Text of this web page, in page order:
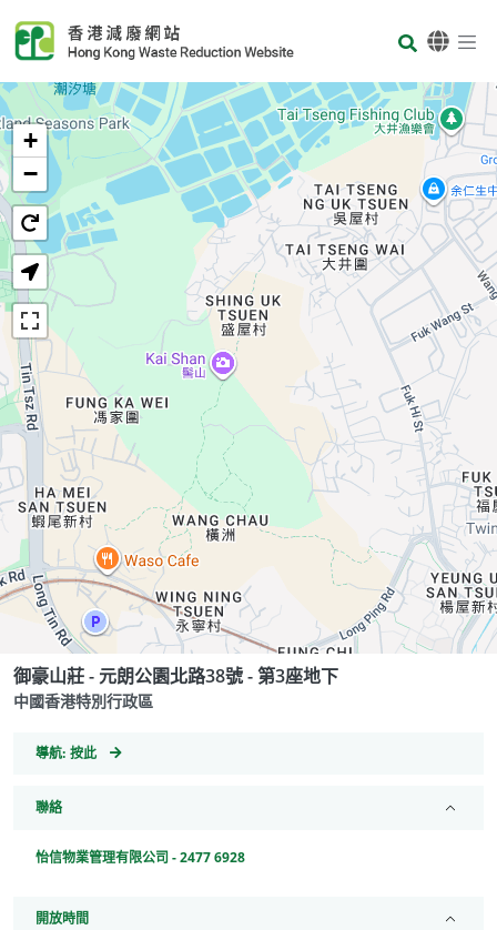
Body
首頁
+
−
中國香港特別行政區
御豪山莊 - 元朗公園北路38號 - 第3座地下
導航: GeoCoordinates
按此
聯絡
怡信物業管理有限公司 - 2477 6928
開放時間